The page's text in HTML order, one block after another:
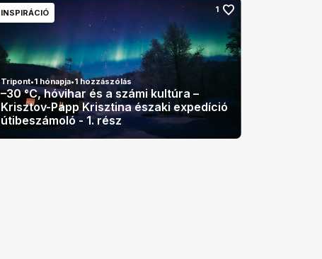
INSPIRÁCIÓ 1 favorite
–30 °C, hóvihar és a számi kultúra –
Krisztov-Papp Krisztina északi expedíció
útibeszámoló - 1. rész
Tripont•1 hónapja•1 hozzászólás